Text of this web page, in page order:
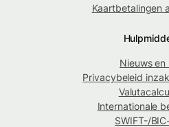
Kaartbetalingen
Nieuws en
Privacybeleid
Internationale
SWIFT-/